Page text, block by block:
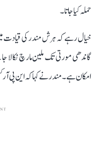
حملہ کیا جاتا۔
خیال رہے کہ ہرش مندر کی قیادت
گاندھی مورتی تک ملین مارچ
امکان ہے۔ مندر نے کہا کہ این پی